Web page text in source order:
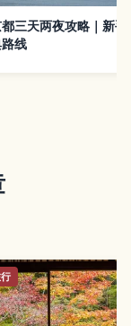
三天两夜攻略｜新手
线